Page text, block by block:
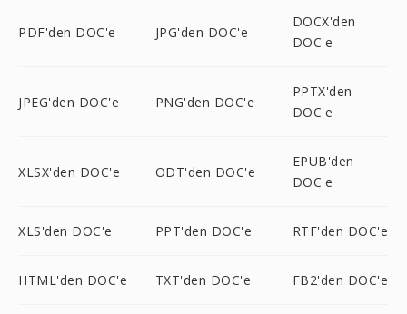
PDF'den DOC'e JPG'den DOC'e
DOCX'den
DOC'e
JPEG'den DOC'e PNG'den DOC'e
PPTX'den
DOC'e
XLSX'den DOC'e ODT'den DOC'e
EPUB'den
DOC'e
XLS'den DOC'e PPT'den DOC'e RTF'den DOC'e
HTML'den DOC'e TXT'den DOC'e FB2'den DOC'e